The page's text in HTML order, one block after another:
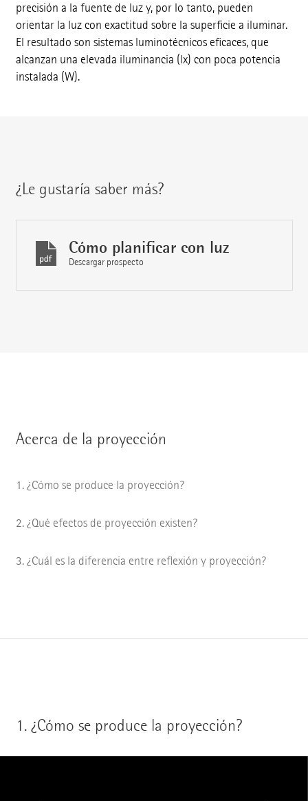
precisión a la fuente de luz y, por lo tanto, pueden
orientar la luz con exactitud sobre la superficie a iluminar.
El resultado son sistemas luminotécnicos eficaces, que
alcanzan una elevada iluminancia (lx) con poca potencia
instalada (W).
¿Le gustaría saber más?
Cómo planificar con luz
Descargar prospecto
Acerca de la proyección
¿Cómo se produce la proyección?
¿Qué efectos de proyección existen?
¿Cuál es la diferencia entre reflexión y proyección?
1. ¿Cómo se produce la proyección?